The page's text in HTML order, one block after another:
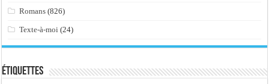
Romans (826)
Texte-à-moi (24)
Étiquettes